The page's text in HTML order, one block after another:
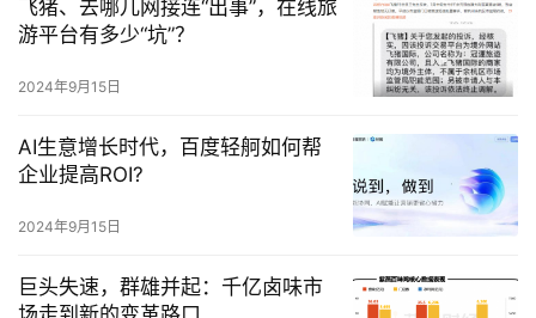
权，富域发展持有新城控股61.09%股权，常州德润持有公司6.11%
的股权。
飞猪、去哪儿网接连“出事”，在线旅
游平台有多少“坑”？
2024年9月15日
AI生意增长时代，百度轻舸如何帮
企业提高ROI?
2024年9月15日
巨头失速，群雄并起：千亿卤味市